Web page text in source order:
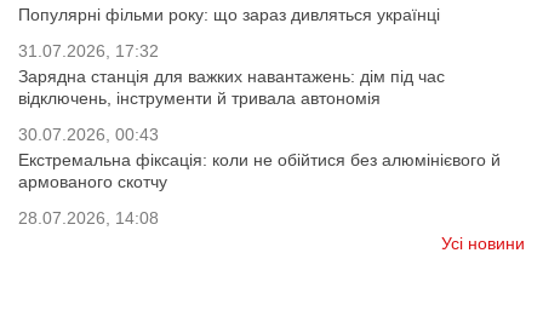
Популярні фільми року: що зараз дивляться українці
31.07.2026, 17:32
Зарядна станція для важких навантажень: дім під час
відключень, інструменти й тривала автономія
30.07.2026, 00:43
Екстремальна фіксація: коли не обійтися без алюмінієвого й
армованого скотчу
28.07.2026, 14:08
Усі новини